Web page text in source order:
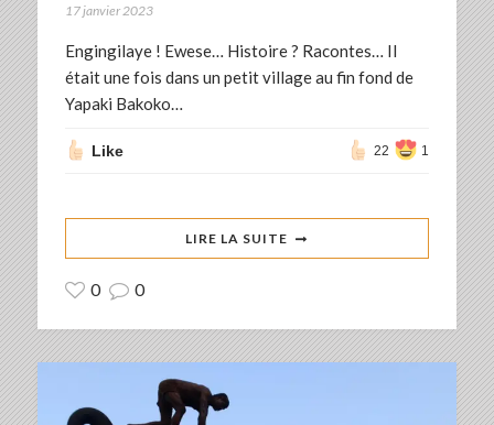
17 janvier 2023
Engingilaye ! Ewese… Histoire ? Racontes… Il
était une fois dans un petit village au fin fond de
Yapaki Bakoko…
Like 22 1
LIRE LA SUITE
0 0